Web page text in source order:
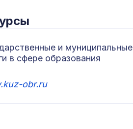
и муниципальные
в сфере образования
obr.ru